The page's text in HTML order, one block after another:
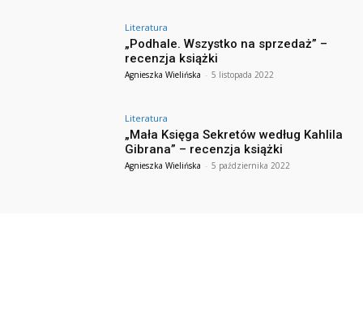
Literatura
„Podhale. Wszystko na sprzedaż” –
recenzja książki
Agnieszka Wielińska - 5 listopada 2022
Literatura
„Mała Księga Sekretów według Kahlila
Gibrana” – recenzja książki
Agnieszka Wielińska - 5 października 2022